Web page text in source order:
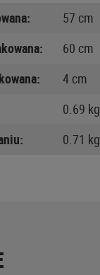
57 cm
60 cm
4 cm
0.69 kg
0.71 kg